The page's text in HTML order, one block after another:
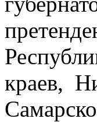
краев,